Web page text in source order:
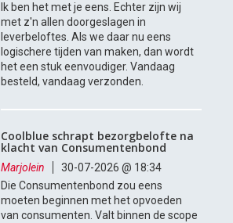
Ik ben het met je eens. Echter zijn wij
met z'n allen doorgeslagen in
leverbeloftes. Als we daar nu eens
logischere tijden van maken, dan wordt
het een stuk eenvoudiger. Vandaag
besteld, vandaag verzonden.
Coolblue schrapt bezorgbelofte na
klacht van Consumentenbond
Marjolein
30-07-2026 @ 18:34
Die Consumentenbond zou eens
moeten beginnen met het opvoeden
van consumenten. Valt binnen de scope